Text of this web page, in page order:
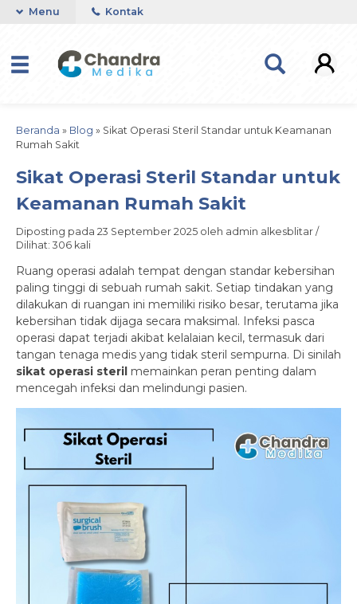
Menu Kontak
Beranda » Blog » Sikat Operasi Steril Standar untuk Keamanan
Rumah Sakit
Sikat Operasi Steril Standar untuk
Keamanan Rumah Sakit
Diposting pada 23 September 2025 oleh admin alkesblitar /
Dilihat: 306 kali
Ruang operasi adalah tempat dengan standar kebersihan
paling tinggi di sebuah rumah sakit. Setiap tindakan yang
dilakukan di ruangan ini memiliki risiko besar, terutama jika
kebersihan tidak dijaga secara maksimal. Infeksi pasca
operasi dapat terjadi akibat kelalaian kecil, termasuk dari
tangan tenaga medis yang tidak steril sempurna. Di sinilah
sikat operasi steril memainkan peran penting dalam
mencegah infeksi dan melindungi pasien.